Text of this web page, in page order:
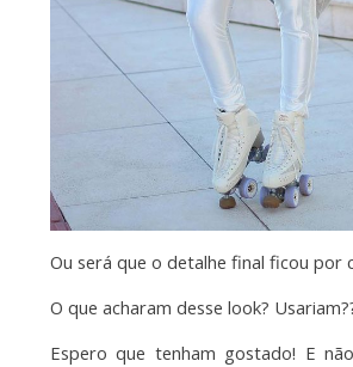
Ou será que o detalhe final ficou por
O que acharam desse look?
Espero que tenham gostado! E